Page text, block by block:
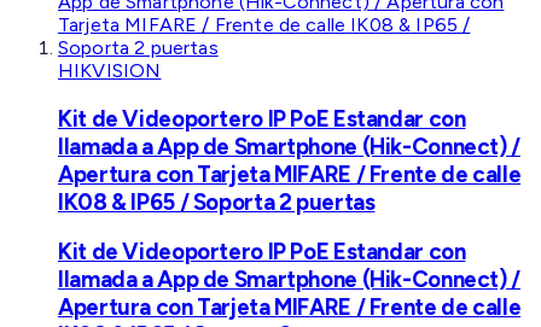
HIKVISION
Kit de Videoportero IP PoE Estandar con
llamada a App de Smartphone (Hik-Connect) /
Apertura con Tarjeta MIFARE / Frente de calle
IK08 & IP65 / Soporta 2 puertas
Kit de Videoportero IP PoE Estandar con
llamada a App de Smartphone (Hik-Connect) /
Apertura con Tarjeta MIFARE / Frente de calle